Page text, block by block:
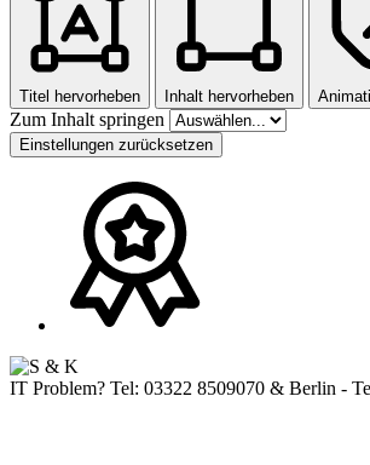
Titel hervorheben Inhalt hervorheben
Zum Inhalt springen
Einstellungen zurücksetzen
IT Problem? Tel: 03322 8509070 & Berlin -